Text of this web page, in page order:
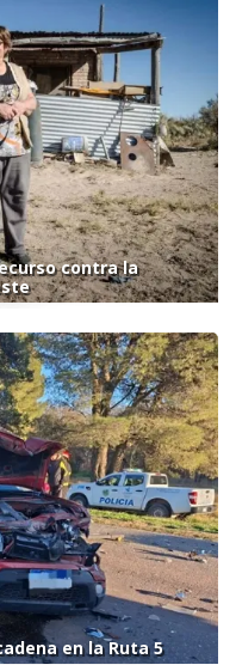
contra la
en la Ruta 5